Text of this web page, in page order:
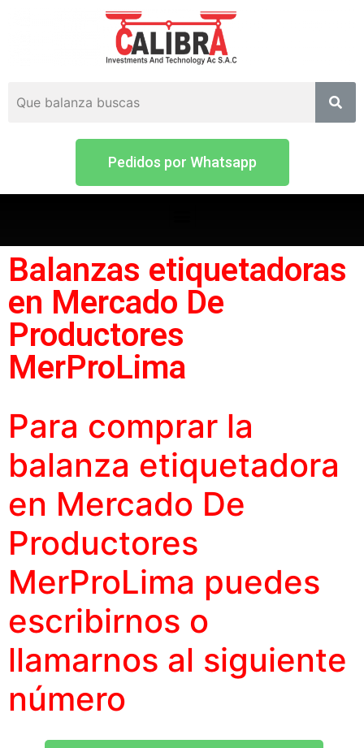
Pedidos por Whatsapp
Balanzas etiquetadoras
en Mercado De
Productores
MerProLima
Para comprar la
balanza etiquetadora
en Mercado De
Productores
MerProLima puedes
escribirnos o
llamarnos al siguiente
número